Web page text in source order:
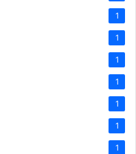
1
1
1
1
1
1
1